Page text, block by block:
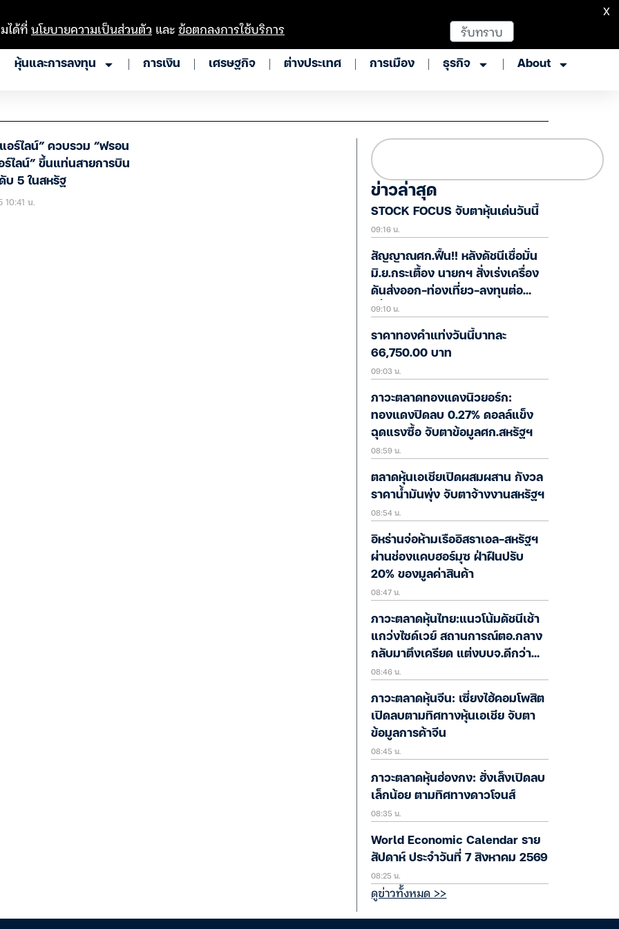
หุ้นและการลงทุน การเงิน เศรษฐกิจ ต่างประเทศ การเมือง ธุรกิจ About
อร์ไลน์” ควบรวม “ฟรอน
ร์ไลน์” ขึ้นแท่นสายการบิน
บ 5 ในสหรัฐ
10:41 น.
ข่าวล่าสุด
STOCK FOCUS จับตาหุ้นเด่นวันนี้
09:16 น.
สัญญาณศก.ฟื้น!! หลังดัชนีเชื่อมั่น
มิ.ย.กระเตื้อง นายกฯ สั่งเร่งเครื่อง
ดันส่งออก-ท่องเที่ยว-ลงทุนต่อ
เนื่อง
09:10 น.
ราคาทองคำแท่งวันนี้บาทละ
66,750.00 บาท
09:03 น.
ภาวะตลาดทองแดงนิวยอร์ก:
ทองแดงปิดลบ 0.27% ดอลล์แข็ง
ฉุดแรงซื้อ จับตาข้อมูลศก.สหรัฐฯ
08:59 น.
ตลาดหุ้นเอเชียเปิดผสมผสาน กังวล
ราคาน้ำมันพุ่ง จับตาจ้างงานสหรัฐฯ
08:54 น.
อิหร่านจ่อห้ามเรืออิสราเอล-สหรัฐฯ
ผ่านช่องแคบฮอร์มุซ ฝ่าฝืนปรับ
20% ของมูลค่าสินค้า
08:47 น.
ภาวะตลาดหุ้นไทย:แนวโน้มดัชนีเช้า
แกว่งไซด์เวย์ สถานการณ์ตอ.กลาง
กลับมาตึงเครียด แต่งบบจ.ดีกว่า
คาดช่วยหนุนตลาด
08:46 น.
ภาวะตลาดหุ้นจีน: เซี่ยงไฮ้คอมโพสิต
เปิดลบตามทิศทางหุ้นเอเชีย จับตา
ข้อมูลการค้าจีน
08:45 น.
ภาวะตลาดหุ้นฮ่องกง: ฮั่งเส็งเปิดลบ
เล็กน้อย ตามทิศทางดาวโจนส์
08:35 น.
World Economic Calendar ราย
สัปดาห์ ประจำวันที่ 7 สิงหาคม 2569
08:25 น.
ดูข่าวทั้งหมด >>
ได้ที่นโยบายความเป็นส่วนตัว และข้อตกลงการใช้บริการ รับทราบ
X